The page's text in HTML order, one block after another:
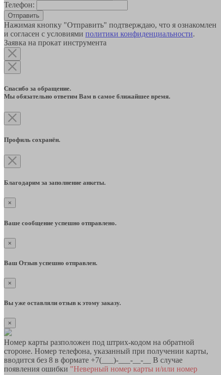
Телефон:
Отправить
Нажимая кнопку "Отправить" подтверждаю, что я ознакомлен
и согласен с условиями политики конфиденциальности.
Заявка на прокат инструмента
Спасибо за обращение.
Мы обязательно ответим Вам в самое ближайшее время.
Профиль сохранён.
Благодарим за заполнение анкеты.
×
Ваше сообщение успешно отправлено.
×
Ваш Отзыв успешно отправлен.
×
Вы уже оставляли отзыв к этому заказу.
×
Номер карты разположен под штрих-кодом на обратной
стороне. Номер телефона, указанный при получении карты,
вводится без 8 в формате +7(___)-___-__-__ В случае
появления ошибки "Неверный номер карты и/или номер